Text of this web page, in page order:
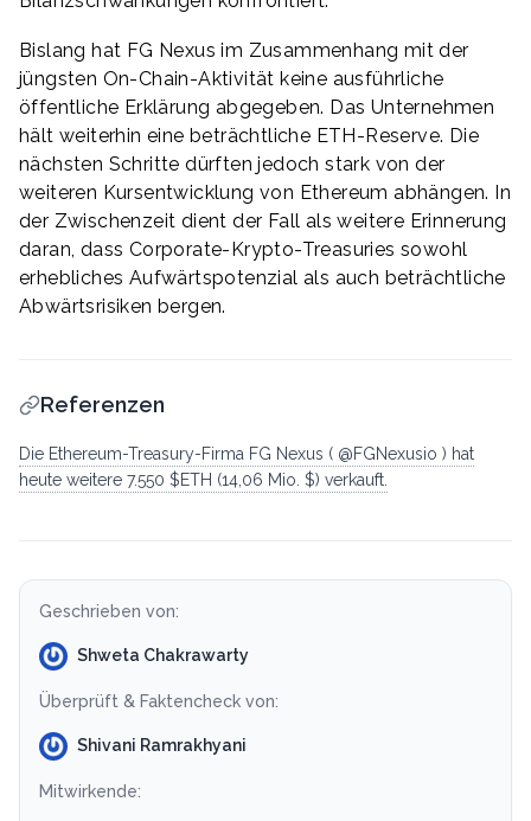
Bislang hat FG Nexus im Zusammenhang mit der
jüngsten On-Chain-Aktivität keine ausführliche
öffentliche Erklärung abgegeben. Das Unternehmen
hält weiterhin eine beträchtliche ETH-Reserve. Die
nächsten Schritte dürften jedoch stark von der
weiteren Kursentwicklung von Ethereum abhängen. In
der Zwischenzeit dient der Fall als weitere Erinnerung
daran, dass Corporate-Krypto-Treasuries sowohl
erhebliches Aufwärtspotenzial als auch beträchtliche
Abwärtsrisiken bergen.
Referenzen
Die Ethereum-Treasury-Firma FG Nexus ( @FGNexusio ) hat
heute weitere 7.550 $ETH (14,06 Mio. $) verkauft.
Geschrieben von:
Shweta Chakrawarty
Überprüft & Faktencheck von:
Shivani Ramrakhyani
Mitwirkende: